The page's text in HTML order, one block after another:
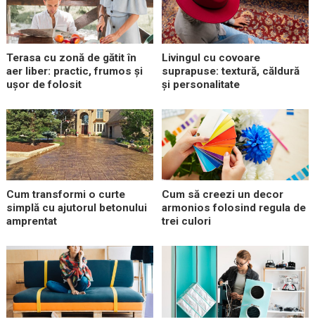
Terasa cu zonă de gătit în
aer liber: practic, frumos și
ușor de folosit
Livingul cu covoare
suprapuse: textură, căldură
și personalitate
Cum transformi o curte
simplă cu ajutorul betonului
amprentat
Cum să creezi un decor
armonios folosind regula de
trei culori